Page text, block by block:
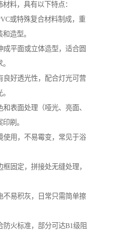
料，具有以下特点：
或特殊复合材料制成，重
造型。
平面或立体造型，适合圆
良好透光性，配合灯光可营
表面处理（哑光、亮面、
刷。
使用，不易霉变，常见于浴
固定，拼接处无缝处理，
不易积灰，日常只需简单擦
火标准，部分可达B1级阻